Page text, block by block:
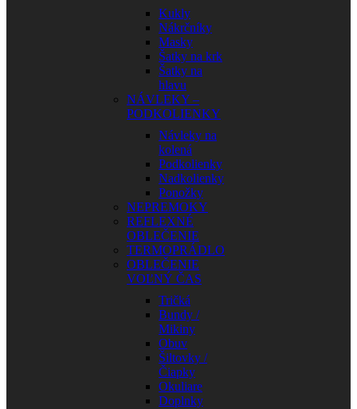
Kukly
Nákrčníky
Masky
Šatky na krk
Šatky na
hlavu
NÁVLEKY –
PODKOLIENKY
Návleky na
kolená
Podkolienky
Nadkolienky
Ponožky
NEPREMOKY
REFLEXNÉ
OBLEČENIE
TERMOPRÁDLO
OBLEČENIE
VOĽNÝ ČAS
Tričká
Bundy /
Mikiny
Obuv
Šiltovky /
Čiapky
Okuliare
Doplnky